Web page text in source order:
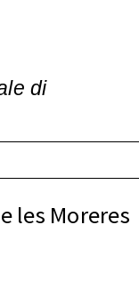
di
les Moreres